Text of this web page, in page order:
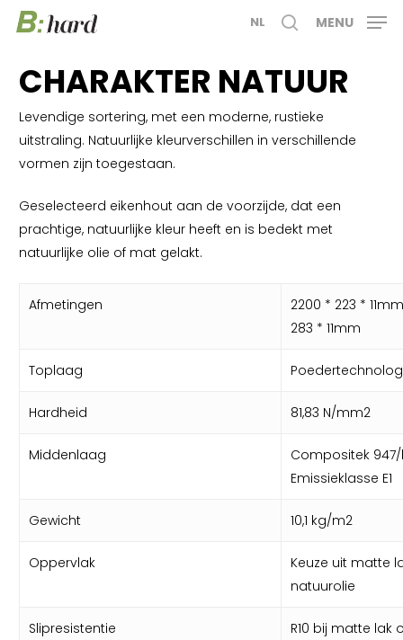
Skip
content
NL MENU
CHARAKTER NATUUR
Levendige sortering, met een moderne, rustieke
uitstraling. Natuurlijke kleurverschillen in verschillende
vormen zijn toegestaan.
Geselecteerd eikenhout aan de voorzijde, dat een
prachtige, natuurlijke kleur heeft en is bedekt met
natuurlijke olie of mat gelakt.
Afmetingen
2200 * 223 *
283 * 11mm
Toplaag
Hardheid 81,83 N/mm2
Middenlaag
Compositek
Emissieklasse E1
Gewicht 10,1 kg/m2
Oppervlak
Keuze uit matte
natuurolie
Slipresistentie
R10 bij matte lak